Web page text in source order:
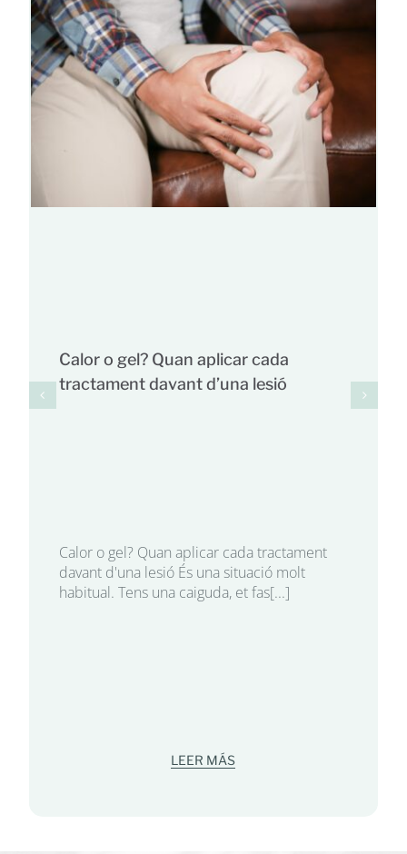
Calor o gel? Quan aplicar cada
tractament davant d’una lesió
Calor o gel? Quan aplicar cada tractament
davant d'una lesió És una situació molt
habitual. Tens una caiguda, et fas[...]
LEER MÁS